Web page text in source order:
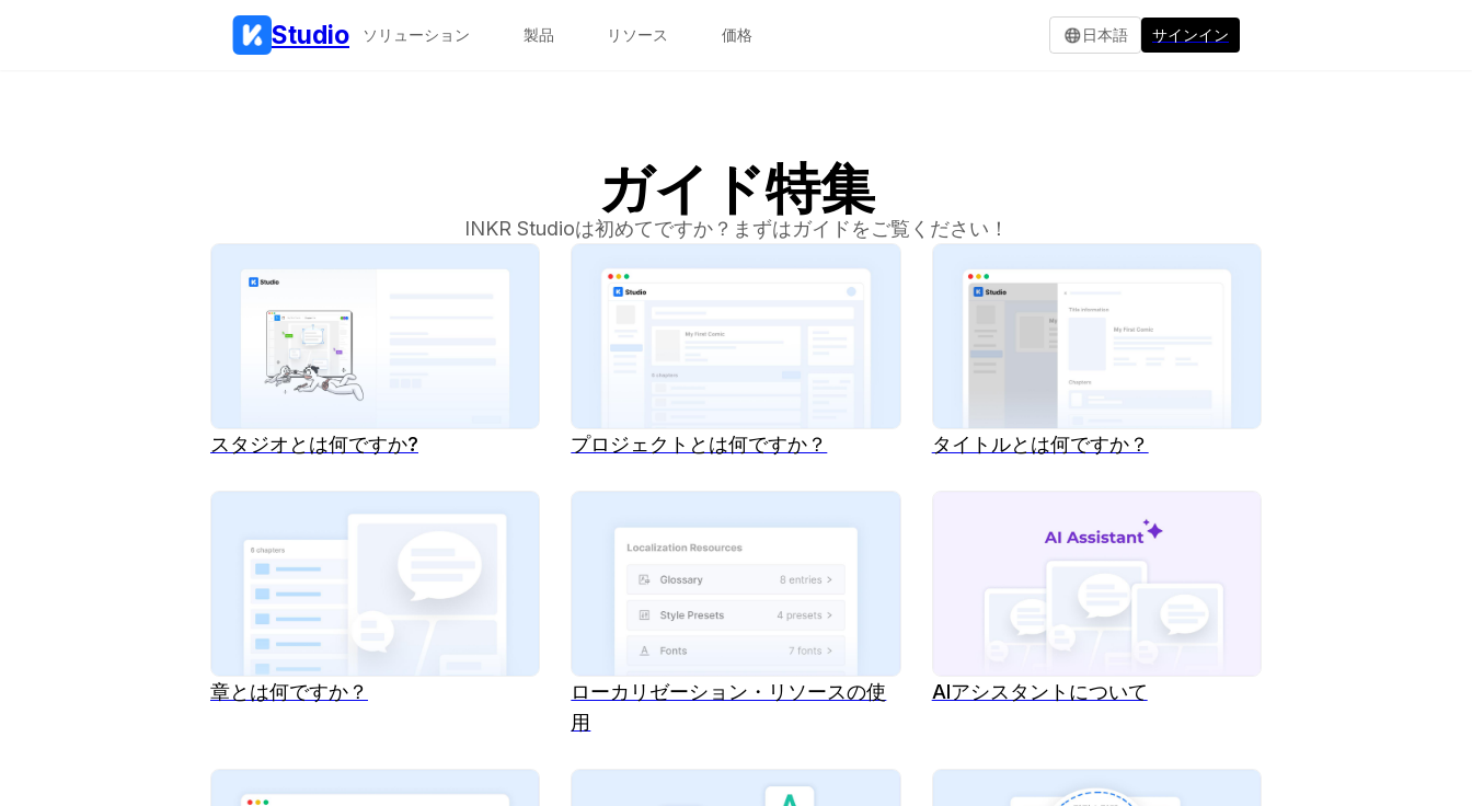
Studio ソリューション 製品 リソース 価格 日本語 サインイン
ガイド特集
INKR Studioは初めてですか？まずはガイドをご覧ください！
スタジオとは何ですか? プロジェクトとは何ですか？ タイトルとは何ですか？
章とは何ですか？
ローカリゼーション・リソースの使
用
AIアシスタントについて